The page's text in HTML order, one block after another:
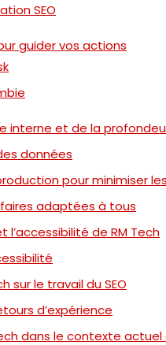
SEO
guider vos actions
interne et de la
données
pour minimiser
adaptées à tous
l’accessibilité de RM Tech
sur le travail du SEO
d’expérience
dans le contexte actuel